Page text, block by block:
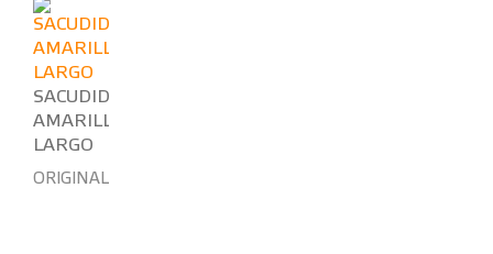
SACUDIDOR
AMARILLO
LARGO
ORIGINAL